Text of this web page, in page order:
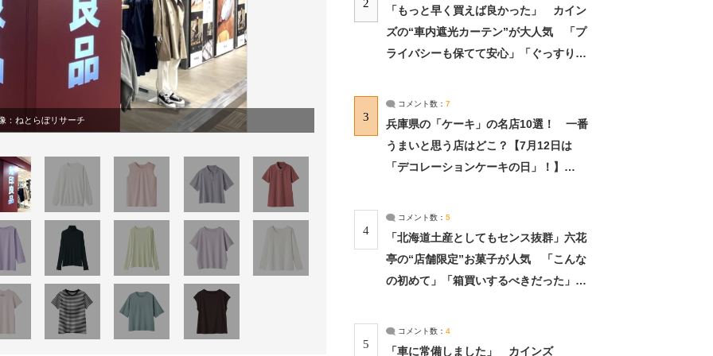
：ねとらぼリサーチ
2
「もっと早く買えば良かった」 カイン
ズの“車内遮光カーテン”が大人気 「プ
ライバシーも保てて安心」「ぐっすり眠
3
コメント数： 7
兵庫県の「ケーキ」の名店10選！ 一番
うまいと思う店はどこ？【7月12日は
「デコレーションケーキの日」！】
4
コメント数： 5
「北海道土産としてもセンス抜群」六花
亭の“店舗限定”お菓子が人気 「こんな
の初めて」「箱買いするべきだった」
5
コメント数： 4
「車に常備しました」 カインズ